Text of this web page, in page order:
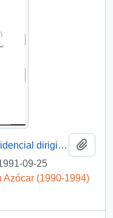
[Oficio del Jefe de Gabinete Presidencial dirigido al Gobernador Provincial de Arica]
09-25
Azócar (1990-1994)